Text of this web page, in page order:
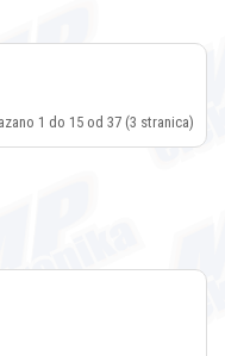
1 do 15 od 37 (3 stranica)